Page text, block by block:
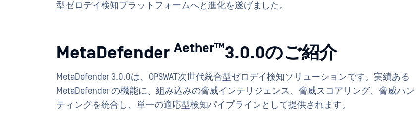
型ゼロデイ検知プラットフォームへと進化を遂げました。
MetaDefender Aether™3.0.0のご紹介
MetaDefender 3.0.0は、OPSWAT次世代統合型ゼロデイ検知ソリューションです。実績ある
MetaDefender の機能に、組み込みの脅威インテリジェンス、脅威スコアリング、脅威ハン
ティングを統合し、単一の適応型検知パイプラインとして提供されます。